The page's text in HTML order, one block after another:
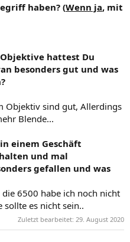
haben? (Wenn ja, mit
hattest Du
besonders gut und was
Objektiv sind gut, Allerdings
Blende...
einem Geschäft
und mal
gefallen und was
6500 habe ich noch nicht
sollte es nicht sein..
Zuletzt bearbeitet: 29. August 2020